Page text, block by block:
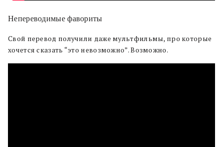
Непереводимые фавориты
Свой перевод получили даже мультфильмы, про которые
хочется сказать “это невозможно”. Возможно.